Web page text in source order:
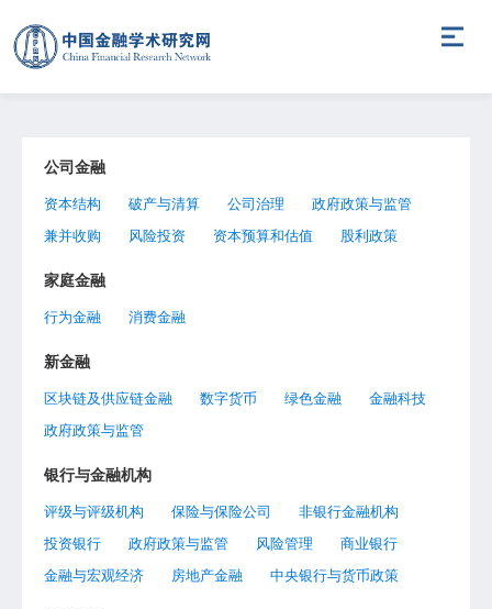
公司金融
资本结构 破产与清算 公司治理
政府政策与监管
兼并收购
风险投资 资本预算和估值 股利政策
家庭金融
行为金融 消费金融
新金融
区块链及供应链金融 数字货币 绿色金融
金融科技
政府政策与监管
银行与金融机构
评级与评级机构 保险与保险公司
非银行金融机构
投资银行
政府政策与监管 风险管理
商业银行
金融与宏观经济
房地产金融 中央银行与货币政策